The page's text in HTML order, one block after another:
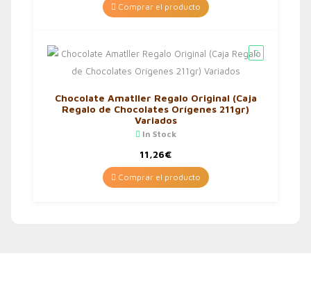
Comprar el producto
Chocolate Amatller Regalo Original (Caja
Regalo de Chocolates Orígenes 211gr)
Variados
In Stock
11,26€
Comprar el producto